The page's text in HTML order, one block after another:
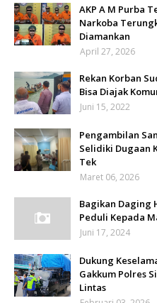
AKP A M Purba
Narkoba
Diamankan
April 27, 2026
Rekan Korban
Bisa Diajak
Juni 15, 2022
Pengambilan
Selidiki Dugaan
Tek
Maret 06, 2026
Bagikan Daging
Peduli Kepada
Juni 17, 2024
Dukung
Gakkum Polres
Lintas